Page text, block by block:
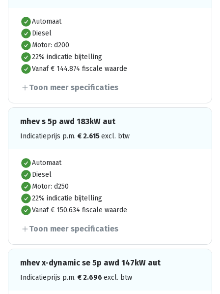
Automaat
Diesel
Motor: d200
22% indicatie bijtelling
Vanaf € 144.874 fiscale waarde
Toon meer specificaties
mhev s 5p awd 183kW aut
Indicatieprijs p.m. € 2.615excl. btw
Automaat
Diesel
Motor: d250
22% indicatie bijtelling
Vanaf € 150.634 fiscale waarde
Toon meer specificaties
mhev x-dynamic se 5p awd 147kW aut
Indicatieprijs p.m. € 2.696 excl. btw